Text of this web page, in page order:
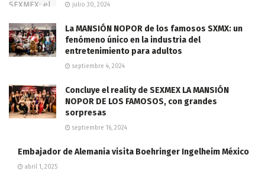
julio 30, 2024
La MANSIÓN NOPOR de los famosos SXMX: un
fenómeno único en la industria del
entretenimiento para adultos
septiembre 4, 2024
Concluye el reality de SEXMEX LA MANSIÓN
NOPOR DE LOS FAMOSOS, con grandes
sorpresas
septiembre 16, 2024
Embajador de Alemania visita Boehringer Ingelheim México
abril 1, 2025